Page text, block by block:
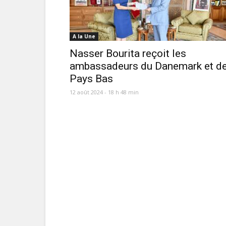
A la Une
Nasser Bourita reçoit les
ambassadeurs du Danemark et
Pays Bas
12 août 2024 - 18 h 48 min